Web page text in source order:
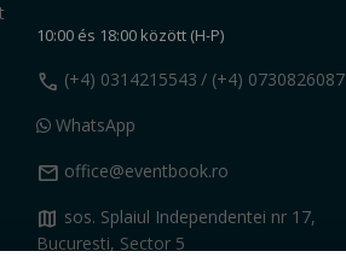
10:00 és 18:00 között (H-P)
call (+4) 0314215543 / (+4) 0730826087
WhatsApp
mail office@eventbook.ro
map sos. Splaiul Independentei nr 17,
Bucuresti, Sector 5